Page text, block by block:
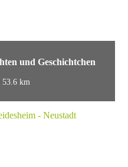
und Geschichtchen
53.6 km